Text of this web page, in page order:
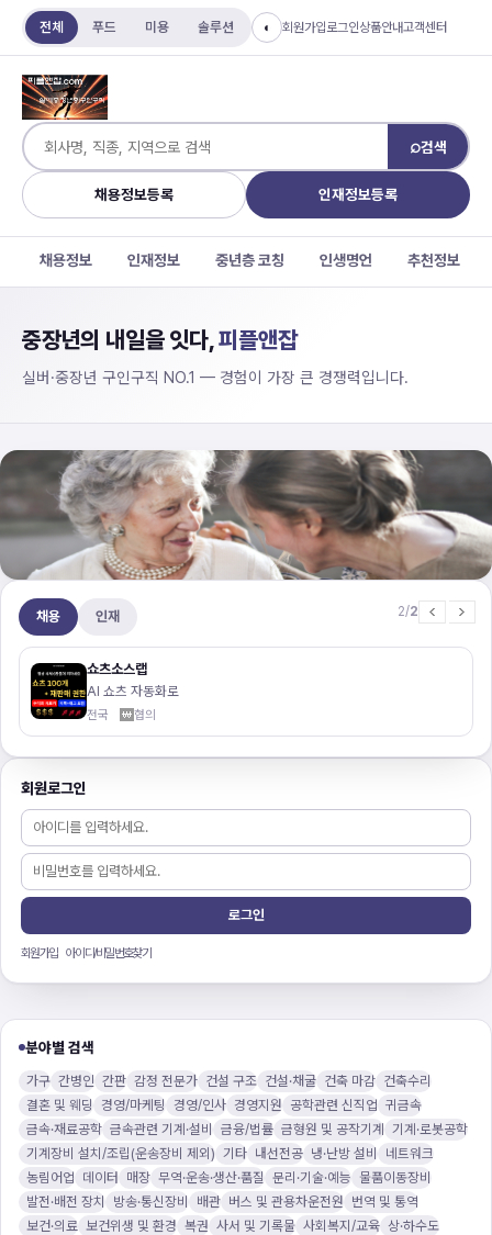
전체 푸드 미용 솔루션 ◐ 회원가입 로그인상품안내고객센터
⌕검색
채용정보등록 인재정보등록
채용정보 인재정보 중년층 코칭 인생명언 추천정보
중장년의 내일을 잇다,피플앤잡
실버·중장년 구인구직 NO.1 — 경험이 가장 큰 경쟁력입니다.
채용
쇼츠소스랩
AI 쇼츠 자동화로
전국 협의
인재 2/2
회원로그인
회원가입 아이디/비밀번호찾기
분야별 검색
가구 간병인 간판 감정 전문가 건설 구조 건설·채굴 건축 마감 건축수리
결혼 및 웨딩
경영/마케팅 경영/인사 경영지원 공학관련 신직업 귀금속
금속·재료공학 금속관련 기계·설비 금융/법률 금형원 및 공작기계 기계·로봇공학
기계장비 설치/조립(운송장비 제외) 기타 내선전공 냉·난방 설비
네트워크
농림어업 데이터 매장 무역·운송·생산·품질 문리·기술·예능 물품이동장비
발전·배전 장치
방송·통신장비 배관 버스 및 관용차운전원 번역 및 통역
보건·의료 보건위생 및 환경 복권 사서 및 기록물 사회복지/교육 상·하수도